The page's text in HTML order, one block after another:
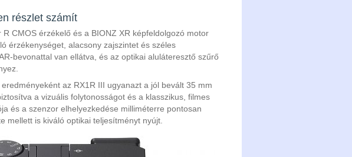
részlet számít
CMOS érzékelő és a BIONZ XR képfeldolgozó motor
érzékenységet, alacsony zajszintet és széles
bevonattal van ellátva, és az optikai aluláteresztő szűrő
az RX1R III ugyanazt a jól bevált 35 mm
a vizuális folytonosságot és a klasszikus, filmes
és a szenzor elhelyezkedése milliméterre pontosan
mellett is kiváló optikai teljesítményt nyújt.